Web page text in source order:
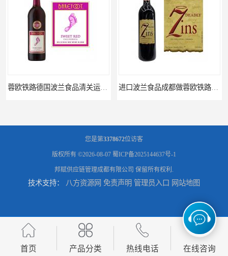
蓉欧铁路波兰罗兹食品成都清关物流 蓉欧铁路清关订柜公司，波兰德国蓉欧铁路门到门
您是第3378672位访客
版权所有 ©2026-08-07 蜀ICP备2025144637号-1
邦赋供应链管理成都有限公司 保留所有权利.
技术支持： 八方资源网 免责声明 管理员入口 网站地图
首页 产品分类 热线电话 在线咨询